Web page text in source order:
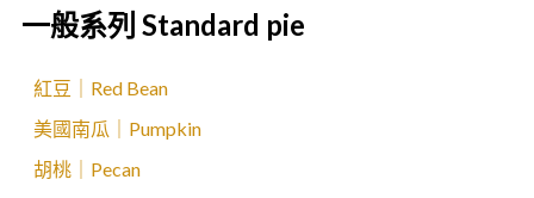
一般系列 Standard pie
紅豆｜Red Bean
美國南瓜｜Pumpkin
胡桃｜Pecan